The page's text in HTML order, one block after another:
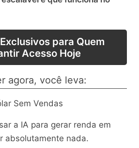
para Quem
Acesso Hoje
agora, você leva:
Sem Vendas
a IA para gerar renda em
absolutamente nada.